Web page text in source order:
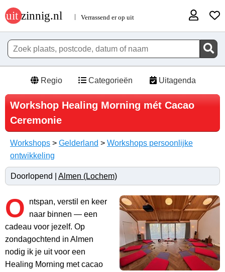
Regio Categorieën Uitagenda
Workshop Healing Morning mét Cacao
Ceremonie
Workshops > Gelderland > Workshops persoonlijke
ontwikkeling
Doorlopend | Almen (Lochem)
O
ntspan, verstil en keer
naar binnen — een
cadeau voor jezelf. Op
zondagochtend in Almen
nodig ik je uit voor een
Healing Morning met cacao